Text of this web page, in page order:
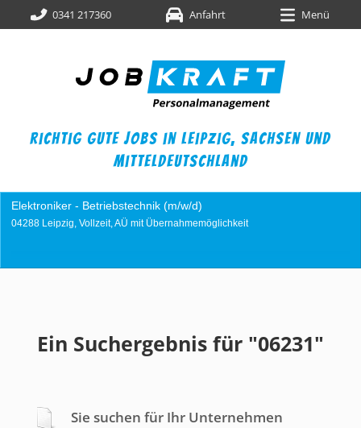
0341 217360 Anfahrt Menü
richtig gute jobs in leipzig, sachsen und
mitteldeutschland
Elektroniker - Betriebstechnik (m/w/d)
04288 Leipzig, Vollzeit, AÜ mit Übernahmemöglichkeit
Ein Suchergebnis für "06231"
Sie suchen für Ihr Unternehmen